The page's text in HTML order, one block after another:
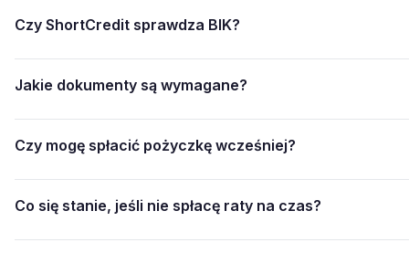
Czy ShortCredit sprawdza BIK?
Jakie dokumenty są wymagane?
Czy mogę spłacić pożyczkę wcześniej?
Co się stanie, jeśli nie spłacę raty na czas?